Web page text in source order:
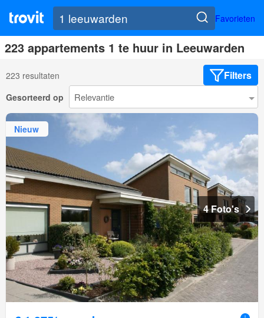
Favorieten
223 appartements 1 te huur in Leeuwarden
223 resultaten Filters
Gesorteerd op
Nieuw
4 Foto's